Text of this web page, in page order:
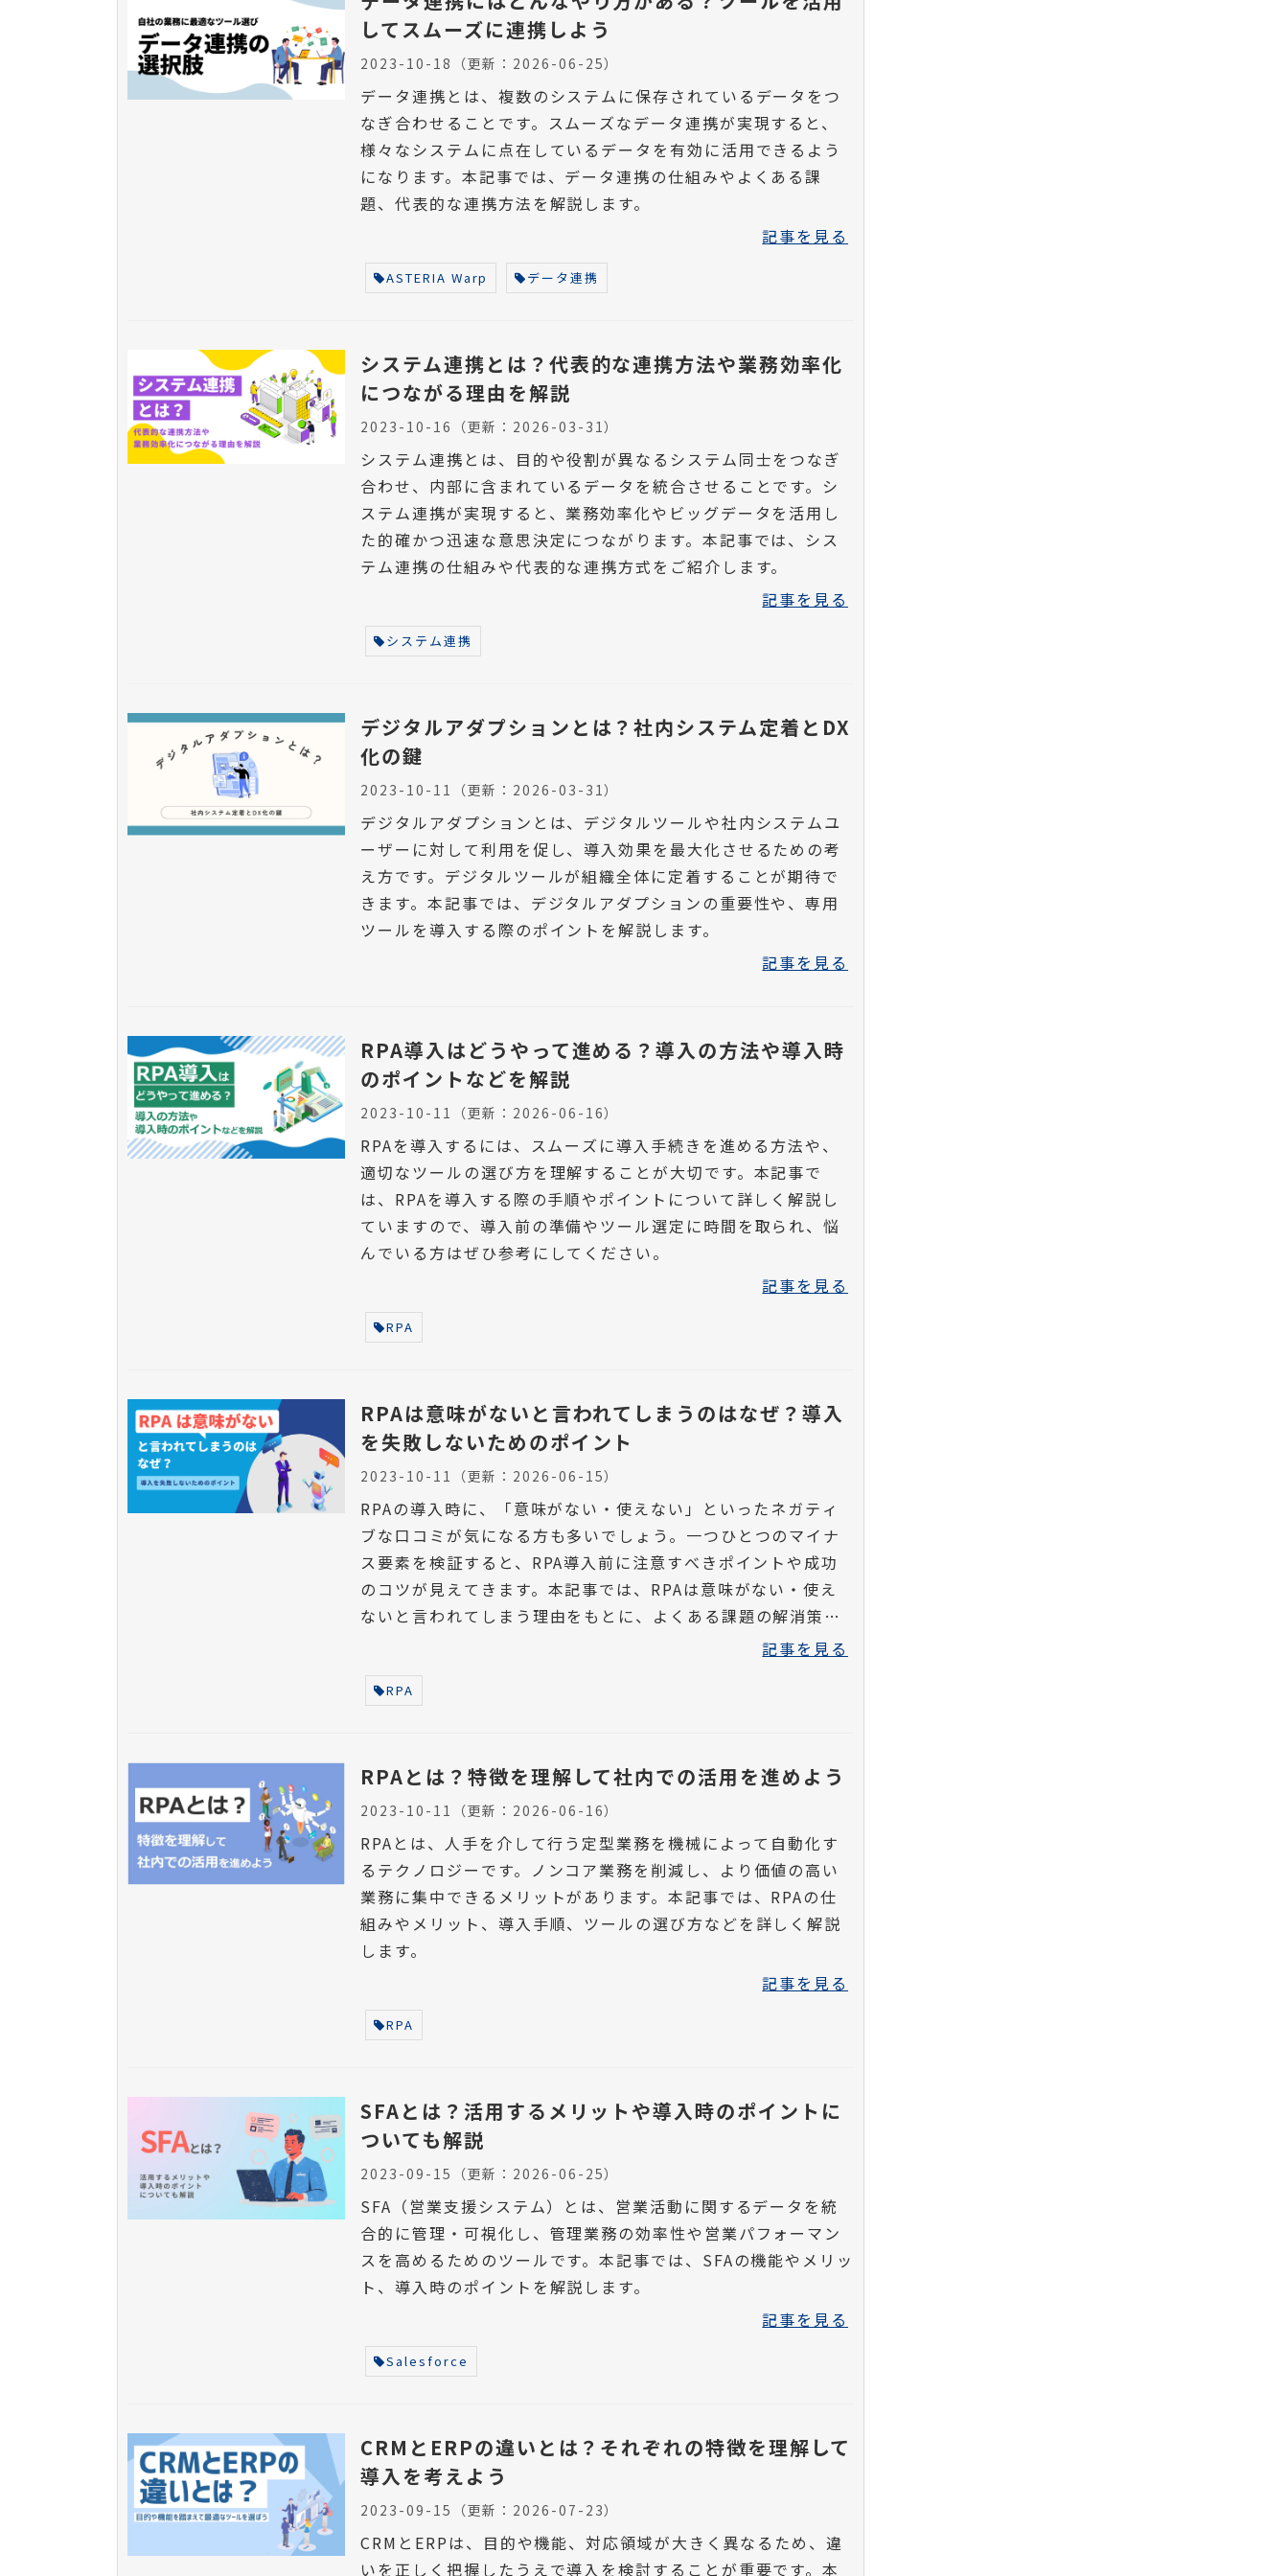
してスムーズに連携しよう
2023-10-18 （更新： 2026-06-25）
データ連携とは、複数のシステムに保存されているデータをつ
なぎ合わせることです。スムーズなデータ連携が実現すると、
様々なシステムに点在しているデータを有効に活用できるよう
になります。本記事では、データ連携の仕組みやよくある課
題、代表的な連携方法を解説します。
記事を見る
ASTERIA Warp データ連携
システム連携とは？代表的な連携方法や業務効率化
につながる理由を解説
2023-10-16 （更新： 2026-03-31）
システム連携とは、目的や役割が異なるシステム同士をつなぎ
合わせ、内部に含まれているデータを統合させることです。シ
ステム連携が実現すると、業務効率化やビッグデータを活用し
た的確かつ迅速な意思決定につながります。本記事では、シス
テム連携の仕組みや代表的な連携方式をご紹介します。
記事を見る
システム連携
デジタルアダプションとは？社内システム定着とDX
化の鍵
2023-10-11 （更新： 2026-03-31）
デジタルアダプションとは、デジタルツールや社内システムユ
ーザーに対して利用を促し、導入効果を最大化させるための考
え方です。デジタルツールが組織全体に定着することが期待で
きます。本記事では、デジタルアダプションの重要性や、専用
ツールを導入する際のポイントを解説します。
記事を見る
RPA導入はどうやって進める？導入の方法や導入時
のポイントなどを解説
2023-10-11 （更新： 2026-06-16）
RPAを導入するには、スムーズに導入手続きを進める方法や、
適切なツールの選び方を理解することが大切です。本記事で
は、RPAを導入する際の手順やポイントについて詳しく解説し
ていますので、導入前の準備やツール選定に時間を取られ、悩
んでいる方はぜひ参考にしてください。
記事を見る
RPA
RPAは意味がないと言われてしまうのはなぜ？導入
を失敗しないためのポイント
2023-10-11 （更新： 2026-06-15）
RPAの導入時に、「意味がない・使えない」といったネガティ
ブな口コミが気になる方も多いでしょう。一つひとつのマイナ
ス要素を検証すると、RPA導入前に注意すべきポイントや成功
のコツが見えてきます。本記事では、RPAは意味がない・使え
ないと言われてしまう理由をもとに、よくある課題の解消策を
記事を見る
RPA
RPAとは？特徴を理解して社内での活用を進めよう
2023-10-11 （更新： 2026-06-16）
RPAとは、人手を介して行う定型業務を機械によって自動化す
るテクノロジーです。ノンコア業務を削減し、より価値の高い
業務に集中できるメリットがあります。本記事では、RPAの仕
組みやメリット、導入手順、ツールの選び方などを詳しく解説
します。
記事を見る
RPA
SFAとは？活用するメリットや導入時のポイントに
ついても解説
2023-09-15 （更新： 2026-06-25）
SFA（営業支援システム）とは、営業活動に関するデータを統
合的に管理・可視化し、管理業務の効率性や営業パフォーマン
スを高めるためのツールです。本記事では、SFAの機能やメリッ
ト、導入時のポイントを解説します。
記事を見る
Salesforce
CRMとERPの違いとは？それぞれの特徴を理解して
導入を考えよう
2023-09-15 （更新： 2026-07-23）
CRMとERPは、目的や機能、対応領域が大きく異なるため、違
いを正しく把握したうえで導入を検討することが重要です。本